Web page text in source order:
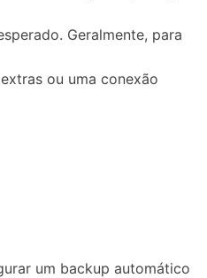
Geralmente, para
ou uma conexão
um backup automático